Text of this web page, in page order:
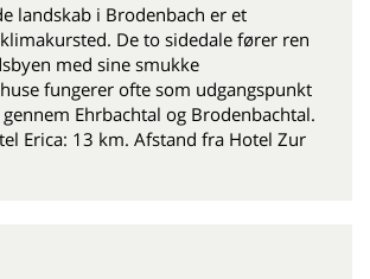
landskab i Brodenbach er et
De to sidedale fører ren
med sine smukke
fungerer ofte som udgangspunkt
Ehrbachtal og Brodenbachtal.
Erica: 13 km. Afstand fra Hotel Zur